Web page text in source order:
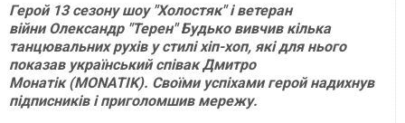
Герой 13 сезону шоу "Холостяк" і ветеран
війни Олександр "Терен" Будько вивчив кілька
танцювальних рухів у стилі хіп-хоп, які для нього
показав український співак Дмитро
Монатік (MONATIK). Своїми успіхами герой надихнув
підписників і приголомшив мережу.